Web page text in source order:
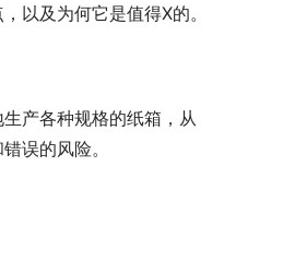
以及为何它是值得X的。
产各种规格的纸箱，从
误的风险。